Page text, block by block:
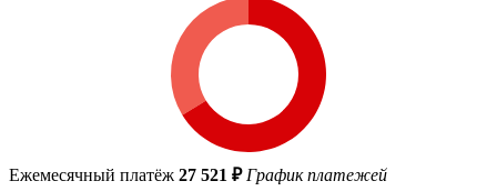
Ежемесячный платёж 27 521 ₽ График платежей